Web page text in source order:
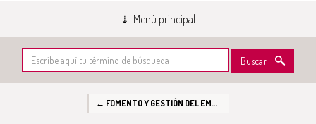
Menú principal
Buscar
← FOMENTO Y GESTIÓN DEL EMPLEO EN LAS ISLAS BALEARES